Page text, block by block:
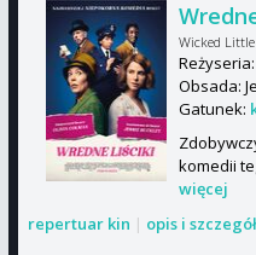
Wicked
Obsada:
Gatunek:
komedii
więcej
repertuar kin | opis i